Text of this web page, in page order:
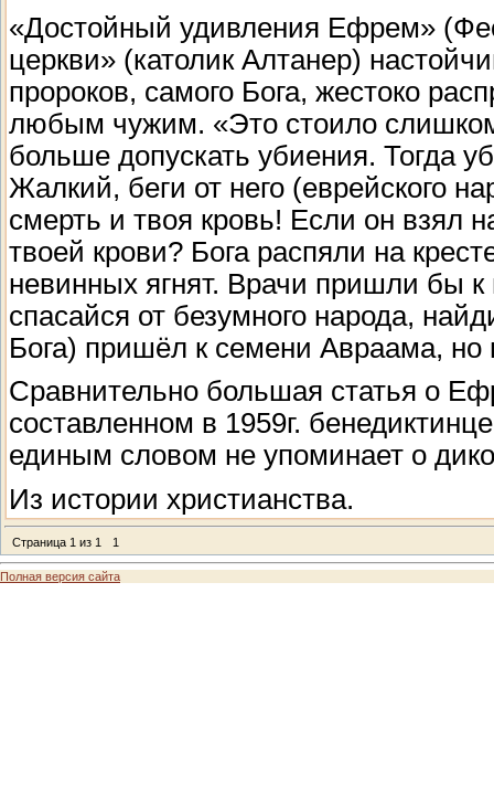
«Достойный удивления Ефрем»
церкви» (католик Алтанер)
пророков, самого Бога, жестоко
любым чужим. «Это стоило
больше допускать убиения. Тогда
Жалкий, беги от него (еврейского
смерть и твоя кровь! Если он взял
твоей крови? Бога распяли на
невинных ягнят. Врачи пришли бы
спасайся от безумного народа,
Бога) пришёл к семени Авраама,
Сравнительно большая статья о
составленном в 1959г.
единым словом не упоминает о
Из истории христианства.
Страница 1 из 1 1
Полная версия сайта